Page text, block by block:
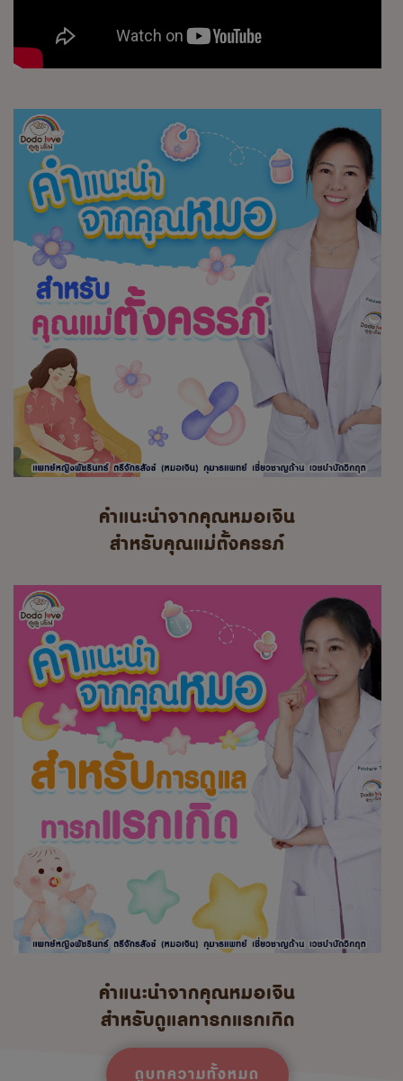
คำแนะนำจากคุณหมอเจิน
สำหรับคุณแม่ตั้งครรภ์
คำแนะนำจากคุณหมอเจิน
สำหรับดูแลทารกแรกเกิด
ดูบทความทั้งหมด